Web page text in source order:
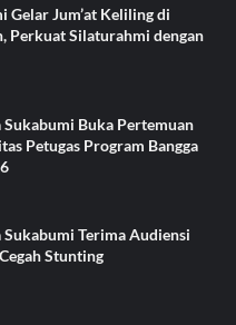
Gelar Jum’at Keliling di
Perkuat Silaturahmi dengan
Buka Pertemuan
Petugas Program Bangga
Terima Audiensi
Stunting